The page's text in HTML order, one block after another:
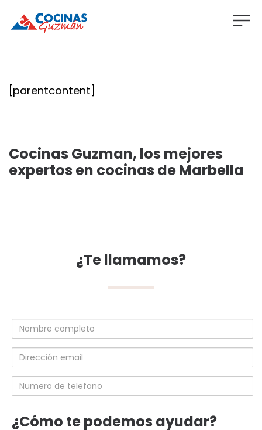
[parentcontent]
Cocinas Guzman, los mejores
expertos en cocinas de Marbella
¿Te llamamos?
Nombre
completo
Dirección
email
Numero
de
¿Cómo te podemos ayudar?